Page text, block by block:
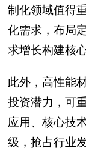
制化领域值得
化需求，布局
求增长构建核
此外，高性能
投资潜力，可
应用、核心技
级，抢占行业